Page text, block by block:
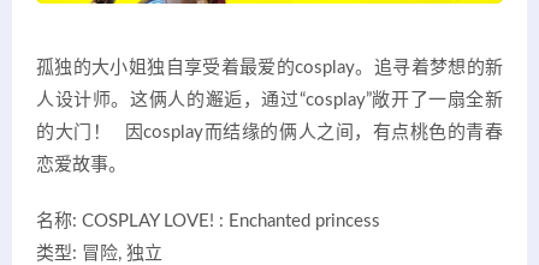
孤独的大小姐独自享受着最爱的cosplay。追寻着梦想的新
人设计师。这俩人的邂逅，通过“cosplay”敞开了一扇全新
的大门！ 因cosplay而结缘的俩人之间，有点桃色的青春
恋爱故事。
名称: COSPLAY LOVE! : Enchanted princess
类型: 冒险, 独立